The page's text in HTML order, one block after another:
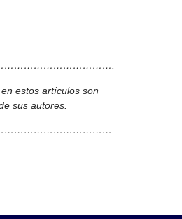
estos artículos son
sus autores.